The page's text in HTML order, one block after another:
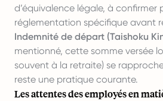
d’équivalence légale, à confirmer
réglementation spécifique avant
Indemnité de départ (Taishoku
mentionné, cette somme versée
souvent à la retraite) se
reste une pratique courante.
Les attentes des employés en